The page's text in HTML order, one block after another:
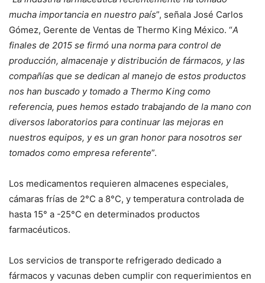
mucha importancia en nuestro país”, señala José Carlos
Gómez, Gerente de Ventas de Thermo King México. “A
finales de 2015 se firmó una norma para control de
producción, almacenaje y distribución de fármacos, y las
compañías que se dedican al manejo de estos productos
nos han buscado y tomado a Thermo King como
referencia, pues hemos estado trabajando de la mano con
diversos laboratorios para continuar las mejoras en
nuestros equipos, y es un gran honor para nosotros ser
tomados como empresa referente”.
Los medicamentos requieren almacenes especiales,
cámaras frías de 2°C a 8°C, y temperatura controlada de
hasta 15° a -25°C en determinados productos
farmacéuticos.
Los servicios de transporte refrigerado dedicado a
fármacos y vacunas deben cumplir con requerimientos en